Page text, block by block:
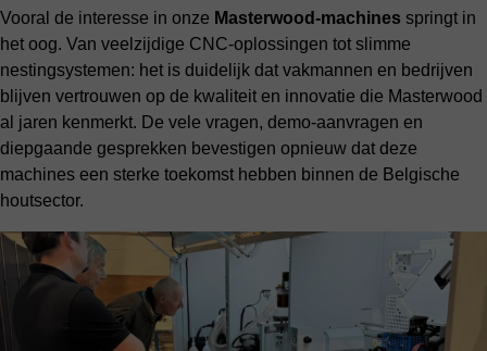
Vooral de interesse in onze Masterwood-machines springt in
het oog. Van veelzijdige CNC-oplossingen tot slimme
nestingsystemen: het is duidelijk dat vakmannen en bedrijven
blijven vertrouwen op de kwaliteit en innovatie die Masterwood
al jaren kenmerkt. De vele vragen, demo-aanvragen en
diepgaande gesprekken bevestigen opnieuw dat deze
machines een sterke toekomst hebben binnen de Belgische
houtsector.